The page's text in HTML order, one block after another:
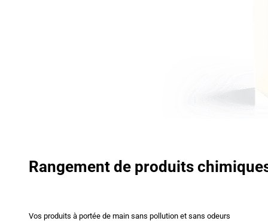
Rangement de produits
Vos produits à portée de main sans pollution et sans odeurs